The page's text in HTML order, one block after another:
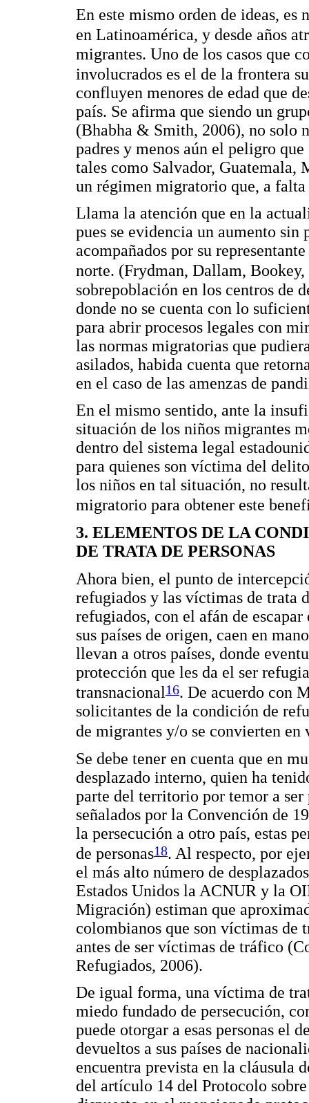
En este mismo orden de ideas,
en Latinoamérica, y desde años
migrantes. Uno de los casos que
involucrados es el de la frontera
confluyen menores de edad que
país. Se afirma que siendo un
(Bhabha & Smith, 2006), no solo
padres y menos aún el peligro
tales como Salvador, Guatemala,
un régimen migratorio que, a
Llama la atención que en la
pues se evidencia un aumento sin
acompañados por su
norte. (Frydman, Dallam, Bookey,
sobrepoblación en los centros de
donde no se cuenta con lo
para abrir procesos legales con
las normas migratorias que
asilados, habida cuenta que
en el caso de las amenzas de
En el mismo sentido, ante la
situación de los niños migrantes
dentro del sistema legal
para quienes son víctima del
los niños en tal situación, no
migratorio para obtener este
3. ELEMENTOS DE LA
DE TRATA DE PERSONAS
Ahora bien, el punto de
refugiados y las víctimas de trata
refugiados, con el afán de
sus países de origen, caen en
llevan a otros países, donde
protección que les da el ser
transnacional16. De acuerdo con
solicitantes de la condición de
de migrantes y/o se convierten en
Se debe tener en cuenta que en
desplazado interno, quien ha
parte del territorio por temor a
señalados por la Convención de
la persecución a otro país, estas
de personas18. Al respecto, por
el más alto número de
Estados Unidos la ACNUR y la
Migración) estiman que
colombianos que son víctimas de
antes de ser víctimas de tráfico
Refugiados, 2006).
De igual forma, una víctima de
miedo fundado de persecución,
puede otorgar a esas personas el
devueltos a sus países de
encuentra prevista en la cláusula
del artículo 14 del Protocolo